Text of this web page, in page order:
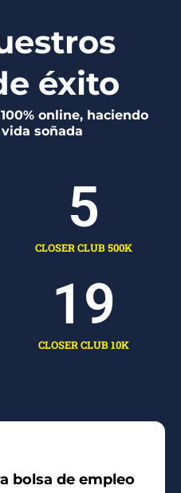
éxito
online, haciendo
soñada
CLOSER CLUB 500K
5
CLOSER CLUB 10K
19
bolsa de empleo